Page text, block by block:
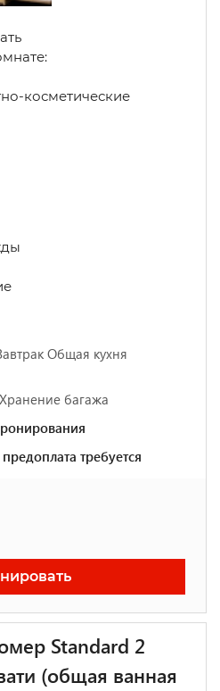
косметические
Общая кухня
багажа
требуется
Standard 2
(общая ванная